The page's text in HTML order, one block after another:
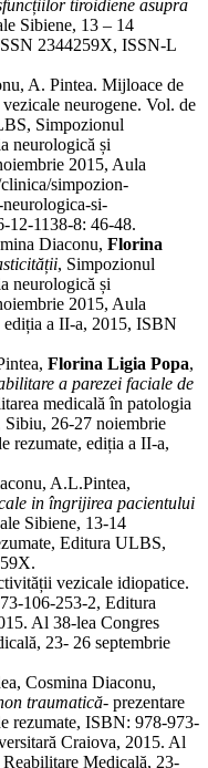
tiroidiene asupra
Sibiene, 13 – 14
2344259X, ISSN-L
A. Pintea. Mijloace de
neurogene. Vol. de
Simpozionul
neurologică și
2015, Aula
simpozion-
si-
12-1138-8: 46-48.
Diaconu, Florina
, Simpozionul
neurologică și
2015, Aula
a II-a, 2015, ISBN
Florina Ligia Popa,
a parezei faciale de
medicală în patologia
Sibiu, 26-27 noiembrie
rezumate, ediția a II-a,
A.L.Pintea,
in îngrijirea pacientului
Sibiene, 13-14
Editura ULBS,
vezicale idiopatice.
106-253-2, Editura
Al 38-lea Congres
23- 26 septembrie
Cosmina Diaconu,
traumatică- prezentare
rezumate, ISBN: 978-973-
Craiova, 2015. Al
Medicală, 23-